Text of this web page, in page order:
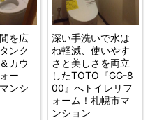
を広
ンク
カウ
ー
ンシ
深い手洗いで水は
ね軽減、使いやす
さと美しさを両立
したTOTO『GG-8
00』へトイレリフ
ォーム！札幌市マ
ンション